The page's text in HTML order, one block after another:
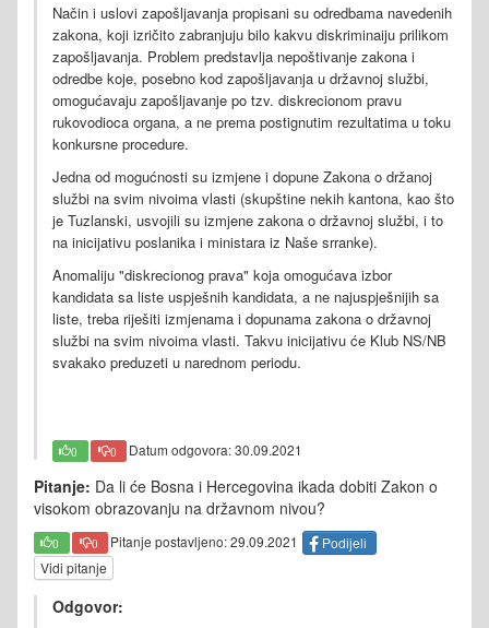
Način i uslovi zapošljavanja propisani su odredbama navedenih
zakona, koji izričito zabranjuju bilo kakvu diskriminaiju prilikom
zapošljavanja. Problem predstavlja nepoštivanje zakona i
odredbe koje, posebno kod zapošljavanja u državnoj službi,
omogućavaju zapošljavanje po tzv. diskrecionom pravu
rukovodioca organa, a ne prema postignutim rezultatima u toku
konkursne procedure.
Jedna od mogućnosti su izmjene i dopune Zakona o držanoj
službi na svim nivoima vlasti (skupštine nekih kantona, kao što
je Tuzlanski, usvojili su izmjene zakona o državnoj službi, i to
na inicijativu poslanika i ministara iz Naše srranke).
Anomaliju "diskrecionog prava" koja omogućava izbor
kandidata sa liste uspješnih kandidata, a ne najuspješnijih sa
liste, treba riješiti izmjenama i dopunama zakona o državnoj
službi na svim nivoima vlasti. Takvu inicijativu će Klub NS/NB
svakako preduzeti u narednom periodu.
0 0 Datum odgovora: 30.09.2021
Pitanje: Da li će Bosna i Hercegovina ikada dobiti Zakon o
visokom obrazovanju na državnom nivou?
0 0 Pitanje postavljeno: 29.09.2021
Podijeli
Vidi pitanje
Odgovor: